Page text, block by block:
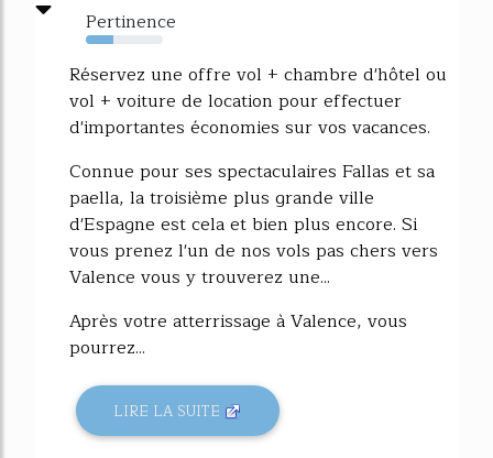
Pertinence
36%
Réservez une offre vol + chambre d'hôtel ou
vol + voiture de location pour effectuer
d'importantes économies sur vos vacances.
Connue pour ses spectaculaires Fallas et sa
paella, la troisième plus grande ville
d'Espagne est cela et bien plus encore. Si
vous prenez l'un de nos vols pas chers vers
Valence vous y trouverez une...
Après votre atterrissage à Valence, vous
pourrez...
LIRE LA SUITE